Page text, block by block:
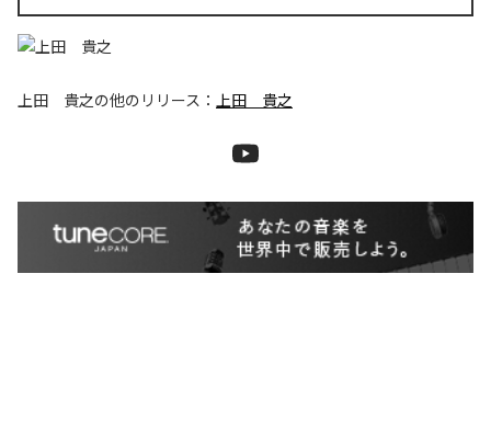
上田 貴之の他のリリース： 上田 貴之